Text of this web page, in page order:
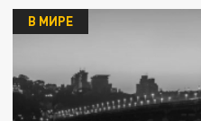
В МИРЕ